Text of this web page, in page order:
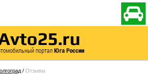

порталЮга России
/ Отзывы